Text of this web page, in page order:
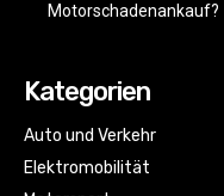
Motorschadenankauf?
Kategorien
Auto und Verkehr
Elektromobilität